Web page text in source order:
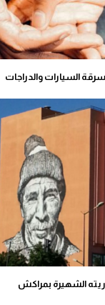
الشهيرة بمراكش